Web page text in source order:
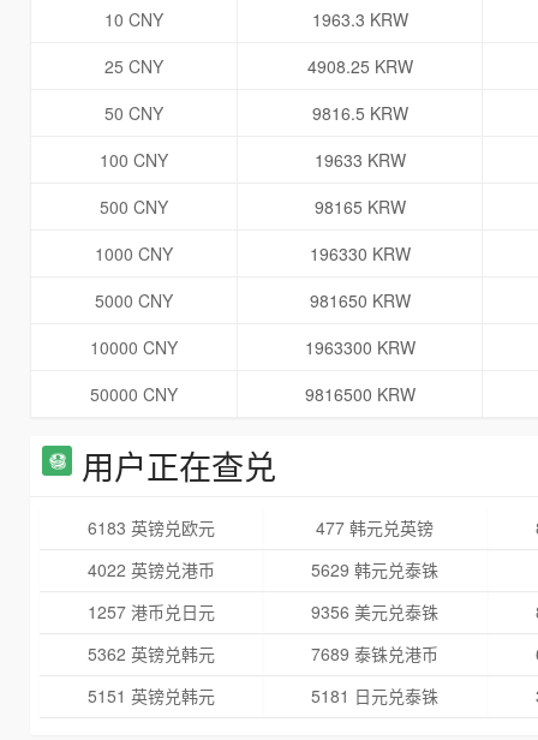
10 CNY
1963.3 KRW
25 CNY
4908.25 KRW
50 CNY
9816.5 KRW
100 CNY
19633 KRW
500 CNY
98165 KRW
1000 CNY
196330 KRW
5000 CNY
981650 KRW
10000 CNY
1963300 KRW
50000 CNY
9816500 KRW
用户正在查兑
6183 英镑兑欧元 477 韩元兑英镑
4022 英镑兑港币
5629 韩元兑泰铢
1257 港币兑日元
9356 美元兑泰铢
5362 英镑兑韩元
7689 泰铢兑港币
5151 英镑兑韩元
5181 日元兑泰铢